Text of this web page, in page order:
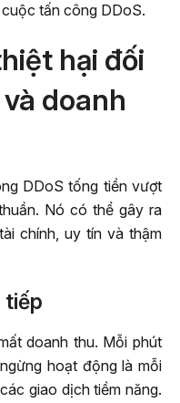
tấn công DDoS.
hại đối
doanh
DDoS tống tiền vượt
Nó có thể gây ra
chính, uy tín và thậm
tiếp
doanh thu. Mỗi phút
hoạt động là mỗi
giao dịch tiềm năng.